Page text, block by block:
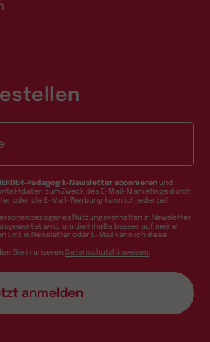
Pädagogik-Newsletter abonnieren und
zum Zweck des E-Mail-Marketings durch
oder die E-Mail-Werbung kann ich jederzeit
Nutzungsverhalten in Newsletter
wird, um die Inhalte besser auf meine
Link in Newsletter oder E-Mail kann ich diese
Sie in unseren Datenschutzhinweisen .